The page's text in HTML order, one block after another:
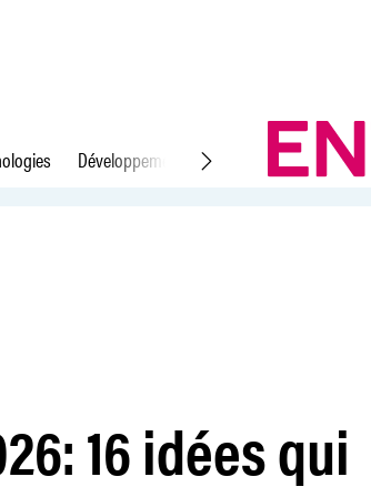
Développement durable Droit du travail
des besoins sociétaux
16 idées qui